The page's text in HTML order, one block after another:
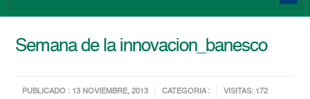
Semana de la innovacion_banesco
PUBLICADO : 13 NOVIEMBRE, 2013 CATEGORIA : VISITAS: 172